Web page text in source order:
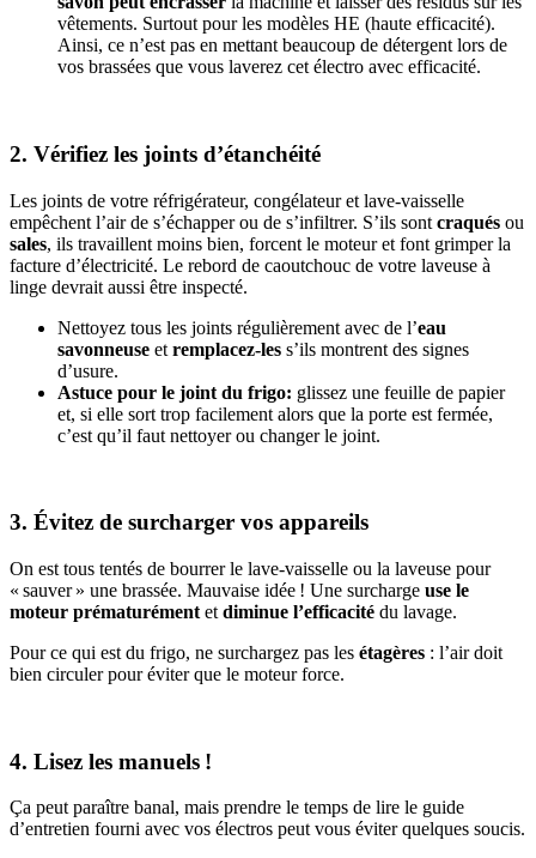
vêtements. Surtout pour les modèles HE (haute efficacité).
Ainsi, ce n’est pas en mettant beaucoup de détergent lors de
vos brassées que vous laverez cet électro avec efficacité.
2. Vérifiez les joints d’étanchéité
Les joints de votre réfrigérateur, congélateur et lave-vaisselle
empêchent l’air de s’échapper ou de s’infiltrer. S’ils sont craqués ou
sales, ils travaillent moins bien, forcent le moteur et font grimper la
facture d’électricité. Le rebord de caoutchouc de votre laveuse à
linge devrait aussi être inspecté.
Nettoyez tous les joints régulièrement avec de l’eau
savonneuse et remplacez-les s’ils montrent des signes
d’usure.
Astuce pour le joint du frigo: glissez une feuille de papier
et, si elle sort trop facilement alors que la porte est fermée,
c’est qu’il faut nettoyer ou changer le joint.
3. Évitez de surcharger vos appareils
On est tous tentés de bourrer le lave-vaisselle ou la laveuse pour
« sauver » une brassée. Mauvaise idée ! Une surcharge use le
moteur prématurément et diminue l’efficacité du lavage.
Pour ce qui est du frigo, ne surchargez pas les étagères : l’air doit
bien circuler pour éviter que le moteur force.
4. Lisez les manuels !
Ça peut paraître banal, mais prendre le temps de lire le guide
d’entretien fourni avec vos électros peut vous éviter quelques soucis.